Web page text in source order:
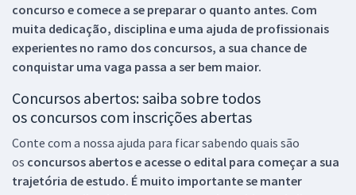
concurso e comece a se preparar o quanto antes. Com
muita dedicação, disciplina e uma ajuda de profissionais
experientes no ramo dos concursos, a sua chance de
conquistar uma vaga passa a ser bem maior.
Concursos abertos: saiba sobre todos
os concursos com inscrições abertas
Conte com a nossa ajuda para ficar sabendo quais são
os concursos abertos e acesse o edital para começar a sua
trajetória de estudo. É muito importante se manter